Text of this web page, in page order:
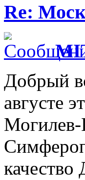
Re:
Добрый
августе
Могилев-